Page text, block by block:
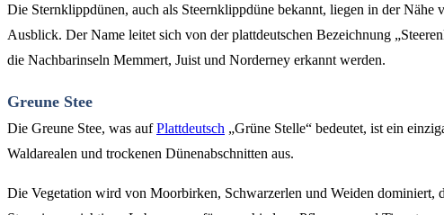
Die Sternklippdünen, auch als Steernklippdüne bekannt, liegen in der
Ausblick. Der Name leitet sich von der plattdeutschen Bezeichnung
die Nachbarinseln Memmert, Juist und Norderney erkannt werden.
Greune Stee
Die Greune Stee, was aufPlattdeutsch „Grüne Stelle“ bedeutet, ist ein
Waldarealen und trockenen Dünenabschnitten aus.
Die Vegetation wird von Moorbirken, Schwarzerlen und Weiden dominiert,